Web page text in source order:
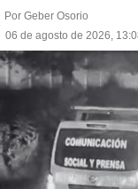
Por Geber Osorio
06 de agosto de 2026,